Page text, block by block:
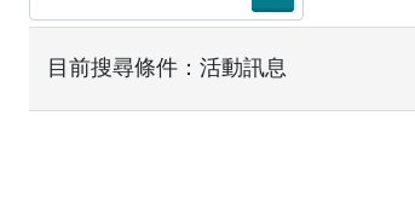
目前搜尋條件：活動訊息